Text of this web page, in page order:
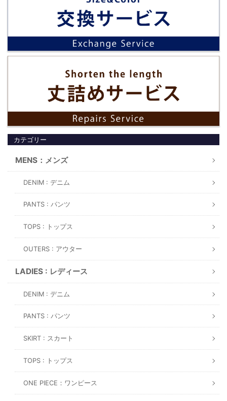
カテゴリー
MENS：メンズ
DENIM : デニム
PANTS : パンツ
TOPS : トップス
OUTERS : アウター
LADIES : レディース
DENIM : デニム
PANTS : パンツ
SKIRT : スカート
TOPS : トップス
ONE PIECE：ワンピース